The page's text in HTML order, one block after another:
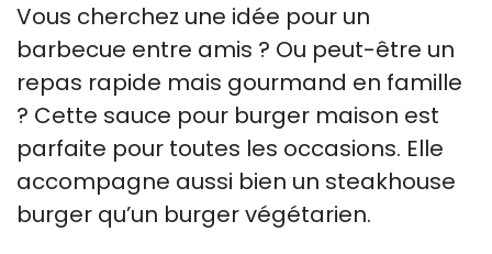
Vous cherchez une idée pour un
barbecue entre amis ? Ou peut-être un
repas rapide mais gourmand en famille
? Cette sauce pour burger maison est
parfaite pour toutes les occasions. Elle
accompagne aussi bien un steakhouse
burger qu’un burger végétarien.